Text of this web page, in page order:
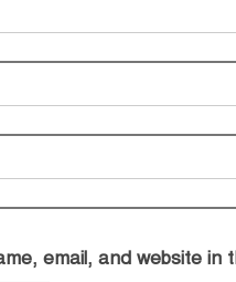
email, and website in